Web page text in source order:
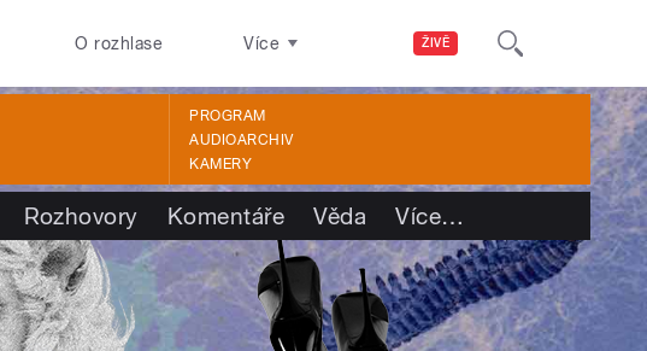
ŽIVĚ
O rozhlase Více
PROGRAM
AUDIOARCHIV
KAMERY
Rozhovory Komentáře Věda Více…